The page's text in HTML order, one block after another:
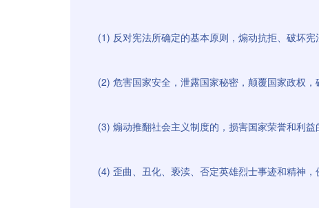
(1) 反对宪法所确定的基本原则，煽动抗拒、破坏宪
(2) 危害国家安全，泄露国家秘密，颠覆国家政权，
(3) 煽动推翻社会主义制度的，损害国家荣誉和利益
(4) 歪曲、丑化、亵渎、否定英雄烈士事迹和精神